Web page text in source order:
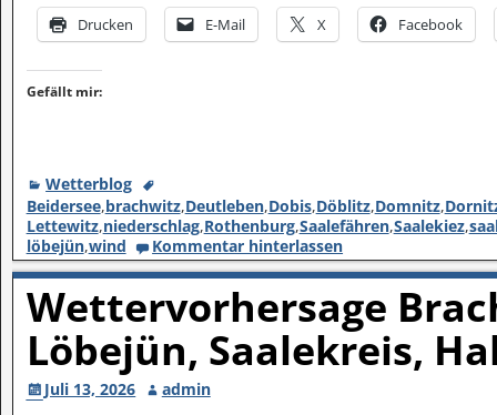
Drucken E-Mail X Facebook
Gefällt mir:
Wetterblog
Beidersee,brachwitz,Deutleben,Dobis,Döblitz,Domnitz,
Lettewitz,niederschlag,Rothenburg,Saalefähren,Saalekiez,
löbejün,wind Kommentar hinterlassen
Wettervorhersage
Löbejün, Saalekreis,
Juli 13, 2026 admin